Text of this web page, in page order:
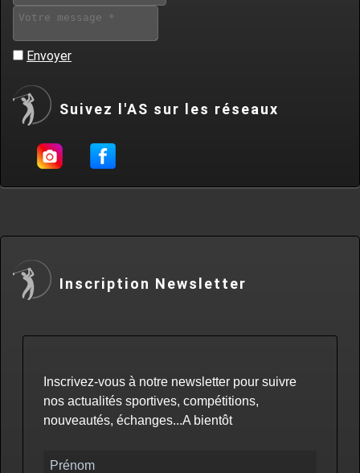
Envoyer
Suivez l'AS sur les réseaux
Inscription Newsletter
Inscrivez-vous à notre newsletter pour suivre
nos actualités sportives, compétitions,
nouveautés, échanges...A bientôt